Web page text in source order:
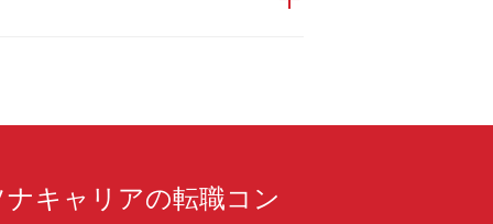
キャリアの転職コン